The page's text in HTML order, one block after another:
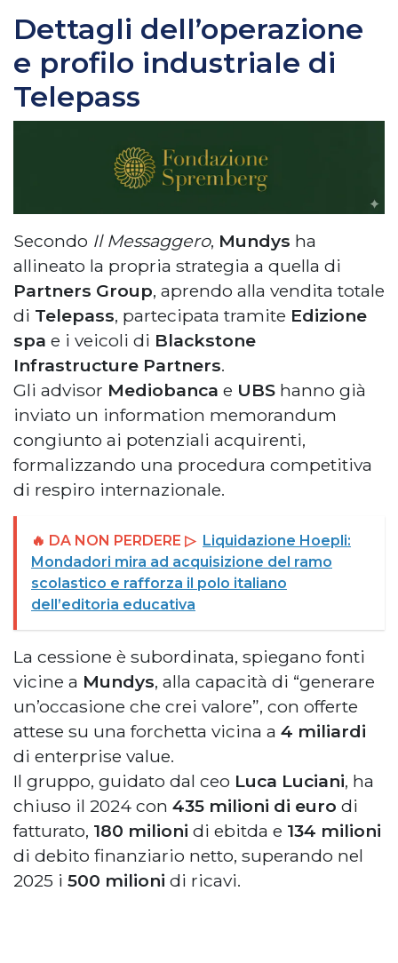
Dettagli dell’operazione
e profilo industriale di
Telepass
Secondo Il Messaggero, Mundys ha
allineato la propria strategia a quella di
Partners Group, aprendo alla vendita totale
di Telepass, partecipata tramite Edizione
spa e i veicoli di Blackstone
Infrastructure Partners.
Gli advisor Mediobanca e UBS hanno già
inviato un information memorandum
congiunto ai potenziali acquirenti,
formalizzando una procedura competitiva
di respiro internazionale.
🔥 DA NON PERDERE ▷ Liquidazione Hoepli:
Mondadori mira ad acquisizione del ramo
scolastico e rafforza il polo italiano
dell’editoria educativa
La cessione è subordinata, spiegano fonti
vicine a Mundys, alla capacità di “generare
un’occasione che crei valore”, con offerte
attese su una forchetta vicina a 4 miliardi
di enterprise value.
Il gruppo, guidato dal ceo Luca Luciani, ha
chiuso il 2024 con 435 milioni di euro di
fatturato, 180 milioni di ebitda e 134 milioni
di debito finanziario netto, superando nel
2025 i 500 milioni di ricavi.